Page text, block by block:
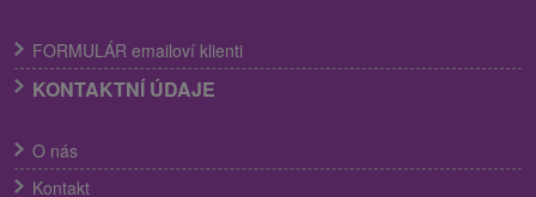
FORMULÁR emailoví klienti
KONTAKTNÍ ÚDAJE
O nás
Kontakt